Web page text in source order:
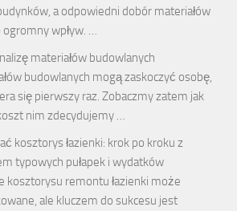
a odpowiedni dobór materiałów
wpływ. …
materiałów budowlanych
budowlanych mogą zaskoczyć osobę,
się pierwszy raz. Zobaczmy zatem jak
nim zdecydujemy …
kosztorys łazienki: krok po kroku z
typowych pułapek i wydatków
kosztorysu remontu łazienki może
ale kluczem do sukcesu jest